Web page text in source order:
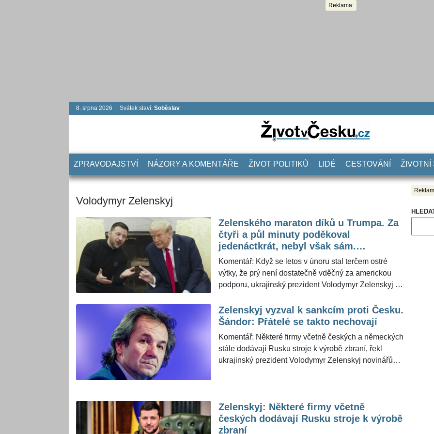
Reklama:
8. srpna 2026 | Svátek slaví: Soběslav
ZPRAVODAJSTVÍ NÁZORY A KOMENTÁŘE ŽIVOT POLITIKŮ LIDÉ CESTOVÁNÍ ŽIVOTNÍ
Volodymyr Zelenskyj
Zelenského maraton díků u Trumpa. Za
čtyři a půl minuty poděkoval
jedenáctkrát, nebyl však sám.
Komantář Šándora
Komentář: Když se letos v únoru stal terčem ostré
výtky, že prý není dostatečně vděčný za americkou
podporu, ukrajinský prezident Volodymyr Zelenskyj si
starou konfrontaci s tehdejším viceprezidentem J. D.
Vancem si dobře zapamatoval, a tak se při pondělním
Během čtyř a půl minuty veřejného vystoupení stihl
prezidentovi USA Donaldu Trumpovi poděkovat hned
jedenáctkrát. Ovšem neděkoval jen on. Pro
Zelenskyj vyzval k sankcím proti Česku.
Šándor: Přátelé se takto nechovají
Komentář: Některé firmy včetně českých a německých
stále dodávají Rusku stroje k výrobě zbraní, řekl
ukrajinský prezident Volodymyr Zelenskyj novinářům
soboty. Podle Zelenského jde mimo jiné o 13
německých a osm českých společností, jejich jména
ale neuvedl. Český ministr průmyslu a obchodu Lukáš
Zelenskyj: Některé firmy včetně
českých dodávají Rusku stroje k výrobě
zbraní